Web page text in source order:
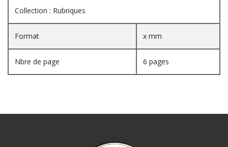
Collection : Rubriques
Format x mm
Nbre de page 6 pages